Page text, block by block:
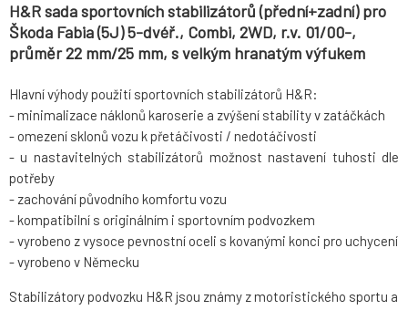
H&R sada sportovních stabilizátorů (přední+zadní) pro
Škoda Fabia (5J) 5-dvéř., Combi, 2WD, r.v. 01/00-,
průměr 22 mm/25 mm, s velkým hranatým výfukem
Hlavní výhody použití sportovních stabilizátorů H&R:
- minimalizace náklonů karoserie a zvýšení stability v zatáčkách
- omezení sklonů vozu k přetáčivosti / nedotáčivosti
- u nastavitelných stabilizátorů možnost nastavení tuhosti dle
potřeby
- zachování původního komfortu vozu
- kompatibilní s originálním i sportovním podvozkem
- vyrobeno z vysoce pevnostní oceli s kovanými konci pro uchycení
- vyrobeno v Německu
Stabilizátory podvozku H&R jsou známy z motoristického sportu a